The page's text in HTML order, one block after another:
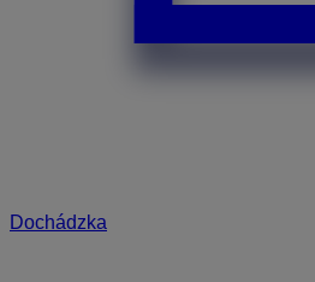
Dochádzka